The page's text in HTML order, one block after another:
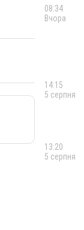
08:34
Вчора
14:15
5 серпня
13:20
5 серпня